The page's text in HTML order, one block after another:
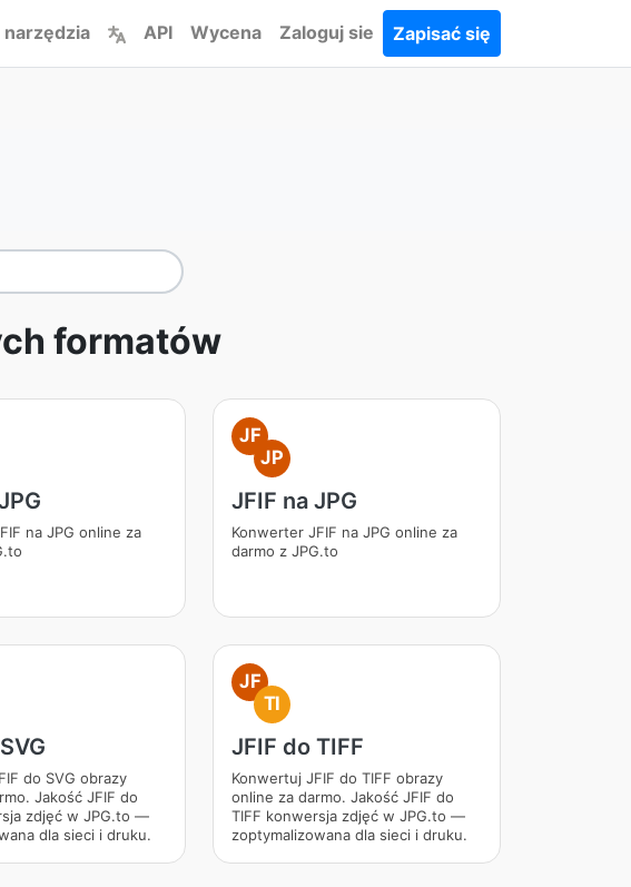
API Wycena Zaloguj sie Zapisać się
formatów
na JPG online za
JF
JP
JFIF na JPG
Konwerter JFIF na JPG online za
darmo z JPG.to
do SVG obrazy
Jakość JFIF do
zdjęć w JPG.to —
dla sieci i druku.
JF
TI
JFIF do TIFF
Konwertuj JFIF do TIFF obrazy
online za darmo. Jakość JFIF do
TIFF konwersja zdjęć w JPG.to —
zoptymalizowana dla sieci i druku.